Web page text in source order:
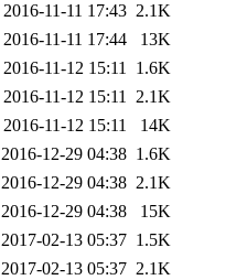
2016-11-11 17:43 2.1K
2016-11-11 17:44
13K
2016-11-12 15:11 1.6K
2016-11-12 15:11 2.1K
2016-11-12 15:11
14K
2016-12-29 04:38 1.6K
2016-12-29 04:38 2.1K
2016-12-29 04:38
15K
2017-02-13 05:37 1.5K
2017-02-13 05:37 2.1K